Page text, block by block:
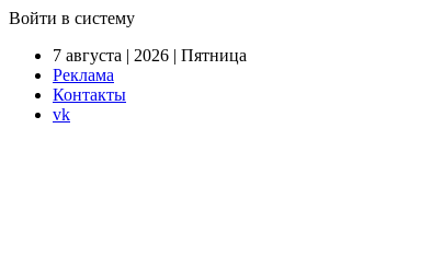
Войти в систему
7 августа | 2026 | Пятница
Реклама
Контакты
vk